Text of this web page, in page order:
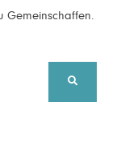
Gemeinschaffen.